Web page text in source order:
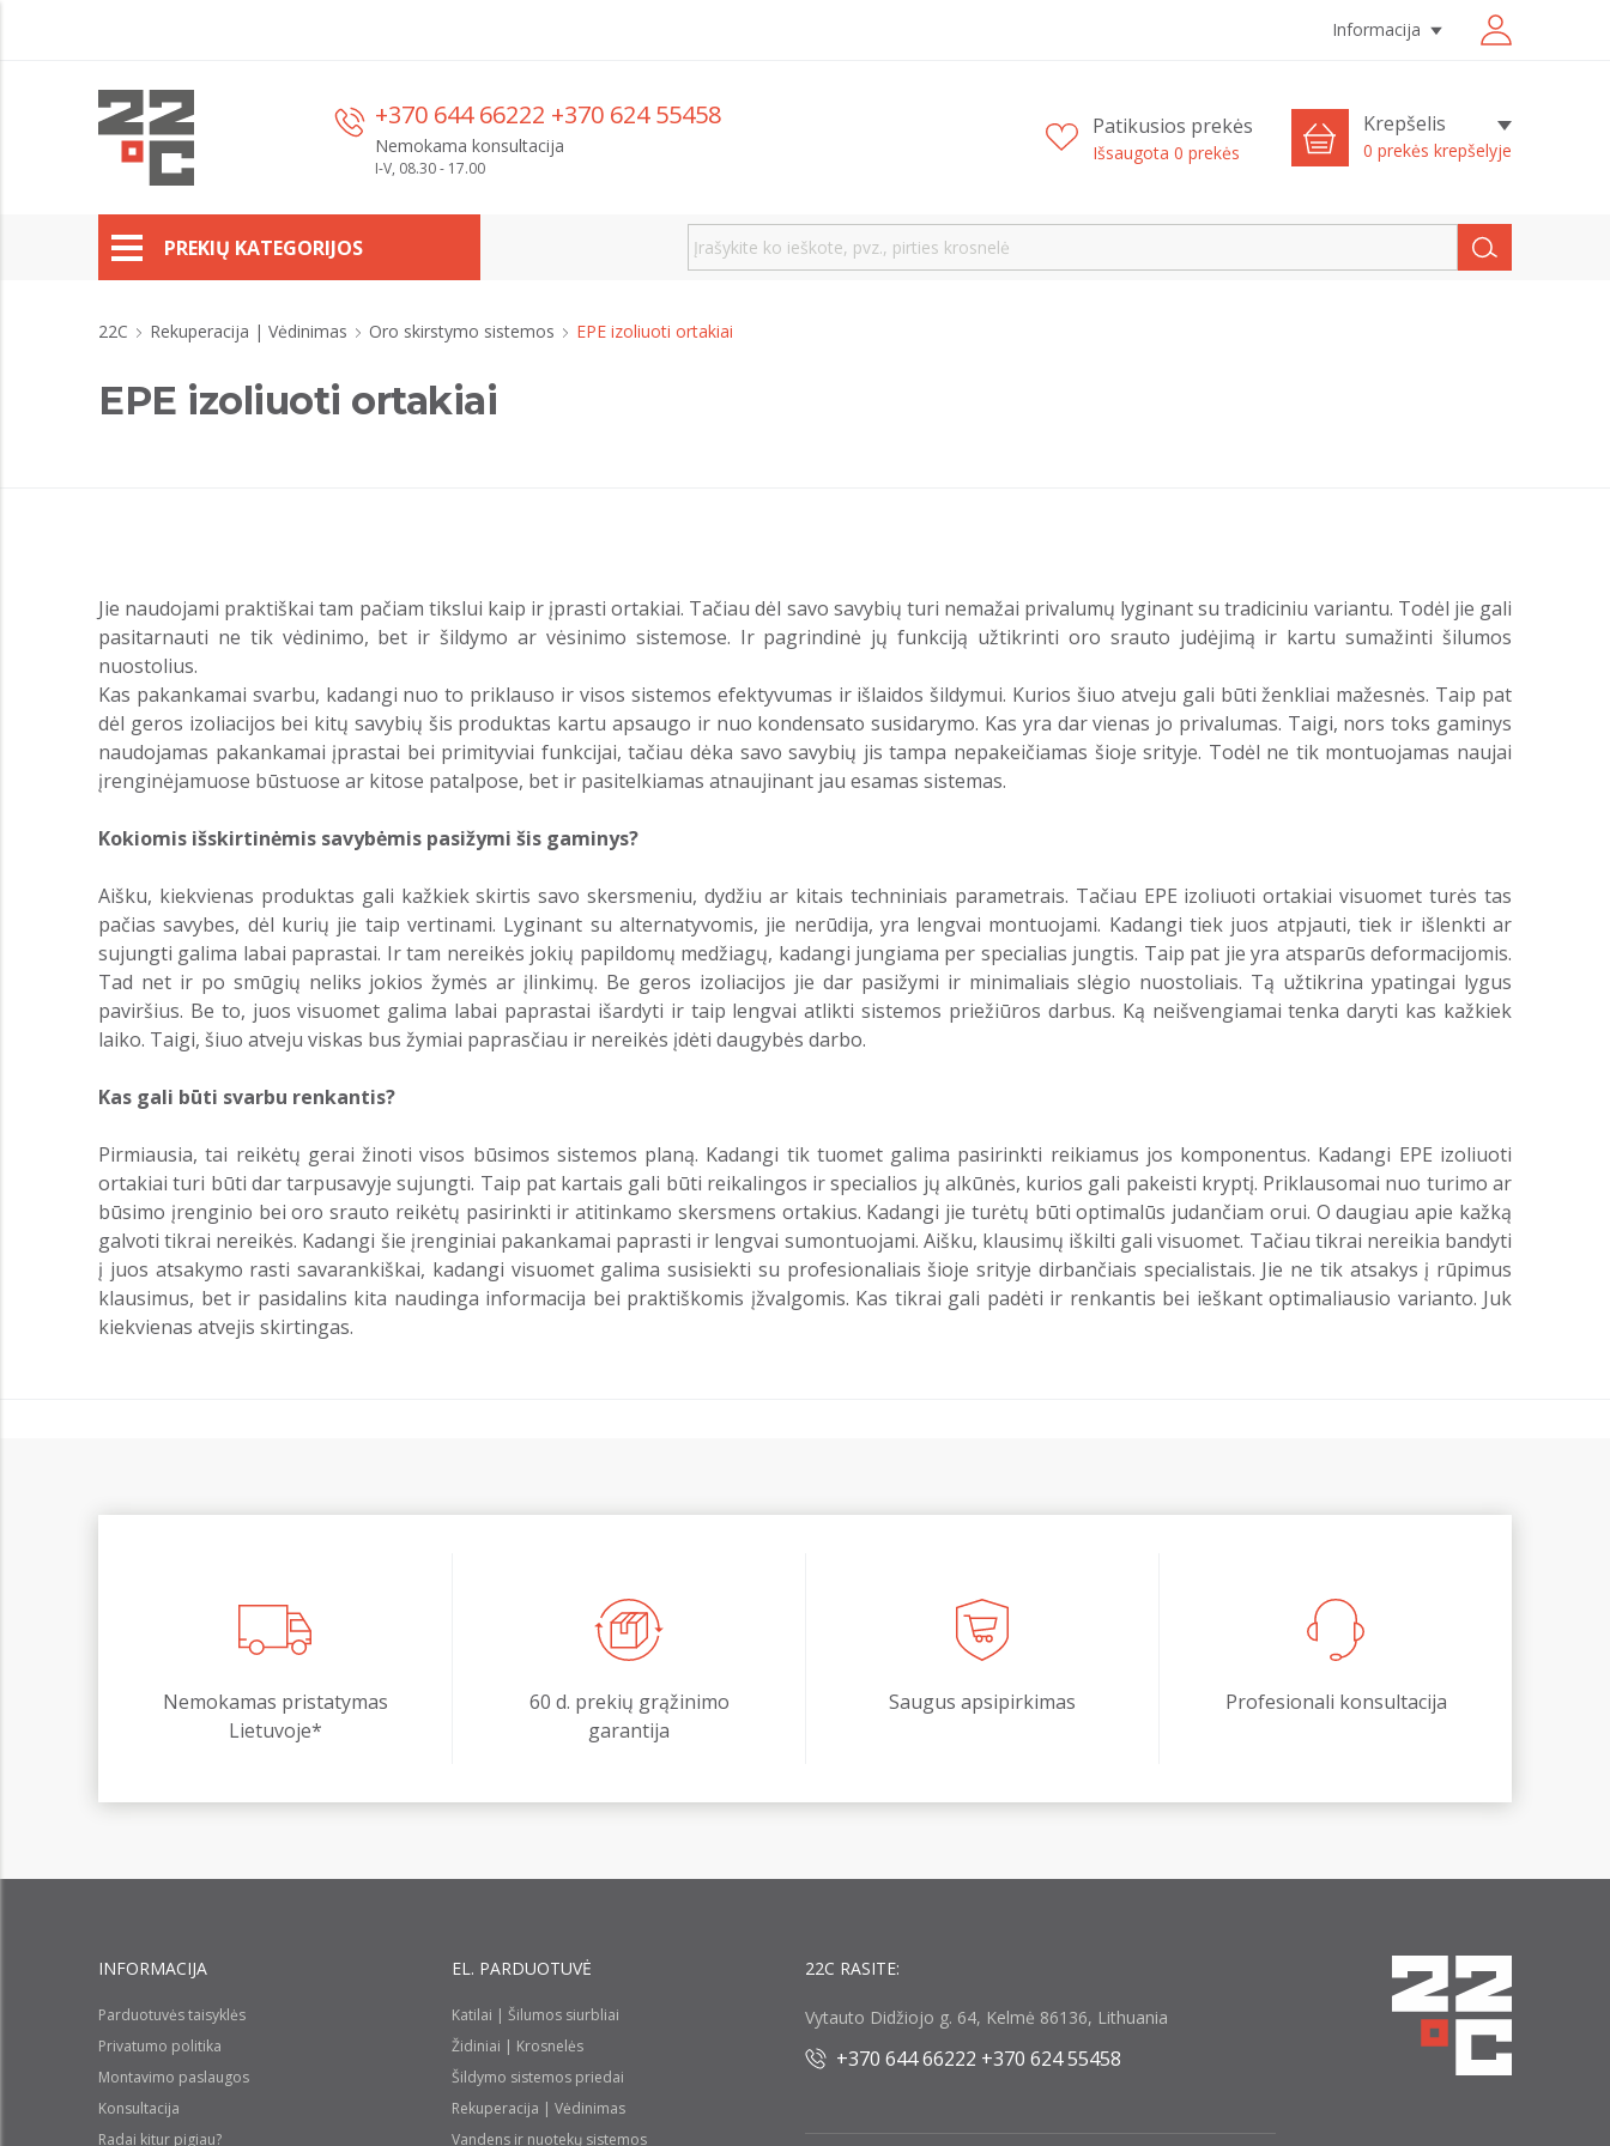
Informacija
+370 644 66222 +370 624 55458
Nemokama konsultacija
I-V, 08.30 - 17.00
Patikusios prekės
Išsaugota 0 prekės
Krepšelis
0 prekės krepšelyje
PREKIŲ KATEGORIJOS
22C Rekuperacija | Vėdinimas Oro skirstymo sistemos EPE izoliuoti ortakiai
EPE izoliuoti ortakiai
Jie naudojami praktiškai tam pačiam tikslui kaip ir įprasti ortakiai. Tačiau dėl savo savybių turi nemažai privalumų lyginant su tradiciniu variantu. Todėl jie gali
pasitarnauti ne tik vėdinimo, bet ir šildymo ar vėsinimo sistemose. Ir pagrindinė jų funkciją užtikrinti oro srauto judėjimą ir kartu sumažinti šilumos
nuostolius.
Kas pakankamai svarbu, kadangi nuo to priklauso ir visos sistemos efektyvumas ir išlaidos šildymui. Kurios šiuo atveju gali būti ženkliai mažesnės. Taip pat
dėl geros izoliacijos bei kitų savybių šis produktas kartu apsaugo ir nuo kondensato susidarymo. Kas yra dar vienas jo privalumas. Taigi, nors toks gaminys
naudojamas pakankamai įprastai bei primityviai funkcijai, tačiau dėka savo savybių jis tampa nepakeičiamas šioje srityje. Todėl ne tik montuojamas naujai
įrenginėjamuose būstuose ar kitose patalpose, bet ir pasitelkiamas atnaujinant jau esamas sistemas.
Kokiomis išskirtinėmis savybėmis pasižymi šis gaminys?
Aišku, kiekvienas produktas gali kažkiek skirtis savo skersmeniu, dydžiu ar kitais techniniais parametrais. Tačiau EPE izoliuoti ortakiai visuomet turės tas
pačias savybes, dėl kurių jie taip vertinami. Lyginant su alternatyvomis, jie nerūdija, yra lengvai montuojami. Kadangi tiek juos atpjauti, tiek ir išlenkti ar
sujungti galima labai paprastai. Ir tam nereikės jokių papildomų medžiagų, kadangi jungiama per specialias jungtis. Taip pat jie yra atsparūs deformacijomis.
Tad net ir po smūgių neliks jokios žymės ar įlinkimų. Be geros izoliacijos jie dar pasižymi ir minimaliais slėgio nuostoliais. Tą užtikrina ypatingai lygus
paviršius. Be to, juos visuomet galima labai paprastai išardyti ir taip lengvai atlikti sistemos priežiūros darbus. Ką neišvengiamai tenka daryti kas kažkiek
laiko. Taigi, šiuo atveju viskas bus žymiai paprasčiau ir nereikės įdėti daugybės darbo.
Kas gali būti svarbu renkantis?
Pirmiausia, tai reikėtų gerai žinoti visos būsimos sistemos planą. Kadangi tik tuomet galima pasirinkti reikiamus jos komponentus. Kadangi EPE izoliuoti
ortakiai turi būti dar tarpusavyje sujungti. Taip pat kartais gali būti reikalingos ir specialios jų alkūnės, kurios gali pakeisti kryptį. Priklausomai nuo turimo ar
būsimo įrenginio bei oro srauto reikėtų pasirinkti ir atitinkamo skersmens ortakius. Kadangi jie turėtų būti optimalūs judančiam orui. O daugiau apie kažką
galvoti tikrai nereikės. Kadangi šie įrenginiai pakankamai paprasti ir lengvai sumontuojami. Aišku, klausimų iškilti gali visuomet. Tačiau tikrai nereikia bandyti
į juos atsakymo rasti savarankiškai, kadangi visuomet galima susisiekti su profesionaliais šioje srityje dirbančiais specialistais. Jie ne tik atsakys į rūpimus
klausimus, bet ir pasidalins kita naudinga informacija bei praktiškomis įžvalgomis. Kas tikrai gali padėti ir renkantis bei ieškant optimaliausio varianto. Juk
kiekvienas atvejis skirtingas.
Nemokamas pristatymas
Lietuvoje*
60 d. prekių grąžinimo
garantija
Saugus apsipirkimas Profesionali konsultacija
INFORMACIJA
Parduotuvės taisyklės
Privatumo politika
Montavimo paslaugos
Konsultacija
Radai kitur pigiau?
EL. PARDUOTUVĖ
Katilai | Šilumos siurbliai
Židiniai | Krosnelės
Šildymo sistemos priedai
Rekuperacija | Vėdinimas
Vandens ir nuotekų sistemos
22C RASITE:
Vytauto Didžiojo g. 64, Kelmė 86136, Lithuania
+370 644 66222 +370 624 55458